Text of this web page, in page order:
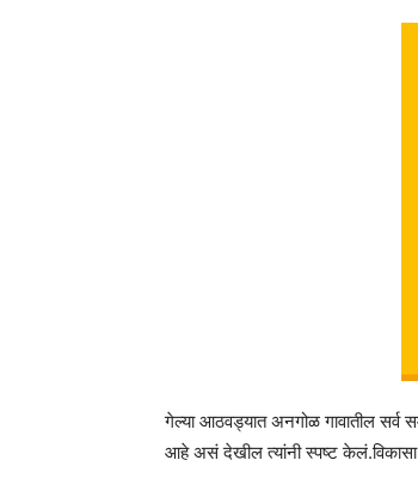
गेल्या आठवड्यात अनगोळ गावातील सर्व
आहे असं देखील त्यांनी स्पष्ट केलं.विकासा